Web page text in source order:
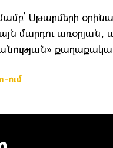
Սթարմերի
մարդու առօրյան,
ում